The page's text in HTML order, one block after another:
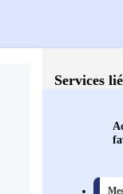
Services